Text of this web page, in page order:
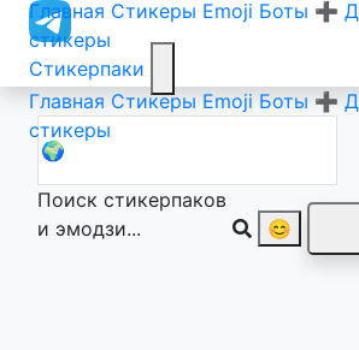
Стикерпаки
Главная Стикеры Emoji Боты ➕
стикеры
Главная Стикеры Emoji Боты ➕
стикеры
Поиск стикерпаков
и эмодзи...
😊